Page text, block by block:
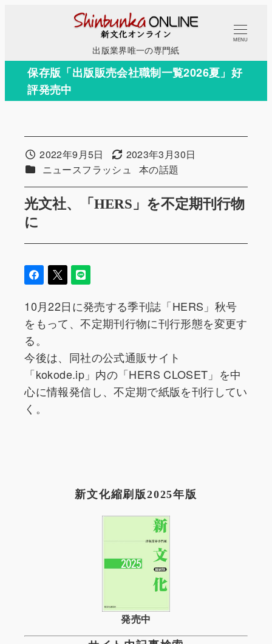
コ
テ
出版業界唯一の専門紙
MENU
保存版「出版販売会社職制一覧2026夏」好
評発売中
光文社、「HERS」を不定期刊行物
に
投稿日2022年9月5日 更新日2023年3月30日
カテゴリー
ニュースフラッシュ カテゴリー
本の話題
10月22日に発売する季刊誌「HERS」秋号
をもって、不定期刊行物に刊行形態を変更す
る。
今後は、同社の公式通販サイト
「kokode.ip」内の「HERS CLOSET」を中
心に情報発信し、不定期で紙版を刊行してい
く。
新文化縮刷版2025年版
発売中